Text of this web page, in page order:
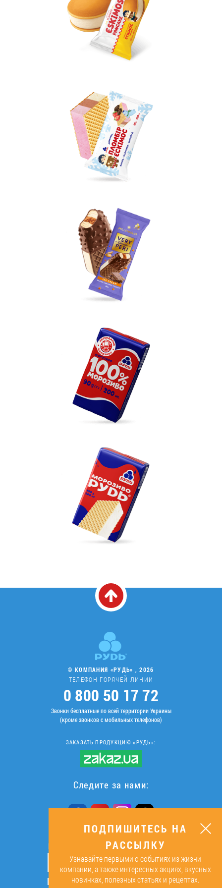
Вакансии
ЗАКАЗАТЬ ПРОДУКЦИЮ «РУДЬ»:
СТАТЬ ПАРТНЕРОМ
0412 48 28 17
0412 42 29 23
© КОМПАНИЯ «РУДЬ» , 2026
ТЕЛЕФОН ГОРЯЧЕЙ ЛИНИИ
0 800 50 17 72
Звонки бесплатные по всей территории Украины
(кроме звонков с мобильных телефонов)
ЗАКАЗАТЬ ПРОДУКЦИЮ «РУДЬ»:
Следите за нами:
ПОДПИШИТЕСЬ НА РАССЫЛКУ
ОК
Подписываясь, я даю согласие на
ПОДПИШИТЕСЬ НА
РАССЫЛКУ
Узнавайте первыми о событиях из жизни
компании, а также интересных акциях, вкусных
новинках, полезных статьях и рецептах.